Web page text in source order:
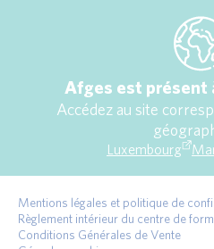
Afges est présent
Accédez au site
Luxembourg
Mentions légales et politique de
Règlement intérieur du centre de
Conditions Générales de Vente